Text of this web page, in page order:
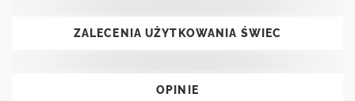
ZALECENIA UŻYTKOWANIA ŚWIEC
OPINIE